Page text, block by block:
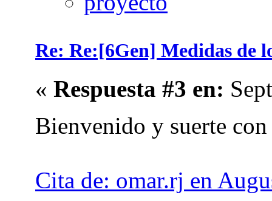
Re: Re:[6Gen] Medidas de
« Respuesta #3 en:
Bienvenido y suerte
Cita de: omar.rj en